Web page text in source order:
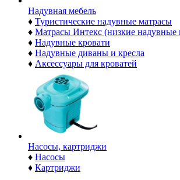
Надувная мебель
♦ Туристические надувные матрасы
♦ Матрасы Интекс (низкие надувные
♦ Надувные кровати
♦ Надувные диваны и кресла
♦ Аксессуары для кроватей
Насосы, картриджи
♦ Насосы
♦ Картриджи